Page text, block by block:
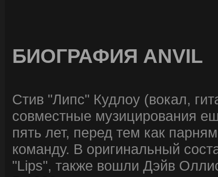
БИОГРАФИЯ ANVIL
Стив "Липс" Кудлоу (вокал,
совместные музицирования
пять лет, перед тем как
команду. В оригинальный
"Lips", также вошли Дэйв